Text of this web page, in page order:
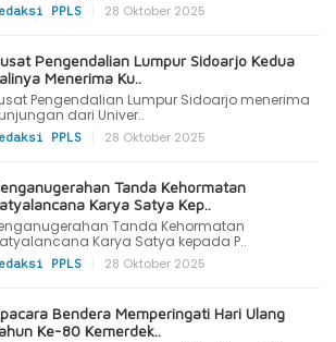
PPLS 28 Oktober 2025
Pengendalian Lumpur Sidoarjo Kedua
Menerima Ku..
Pengendalian Lumpur Sidoarjo menerima
dari Univer..
PPLS 28 Oktober 2025
Tanda Kehormatan
Karya Satya Kep..
Tanda Kehormatan
Karya Satya kepada P..
PPLS 28 Oktober 2025
Bendera Memperingati Hari Ulang
Ke-80 Kemerdek..